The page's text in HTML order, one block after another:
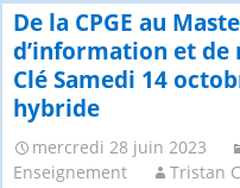
De la CPGE au
d’information et de
Clé Samedi 14
hybride
mercredi 28 juin 2023
Enseignement
Tristan